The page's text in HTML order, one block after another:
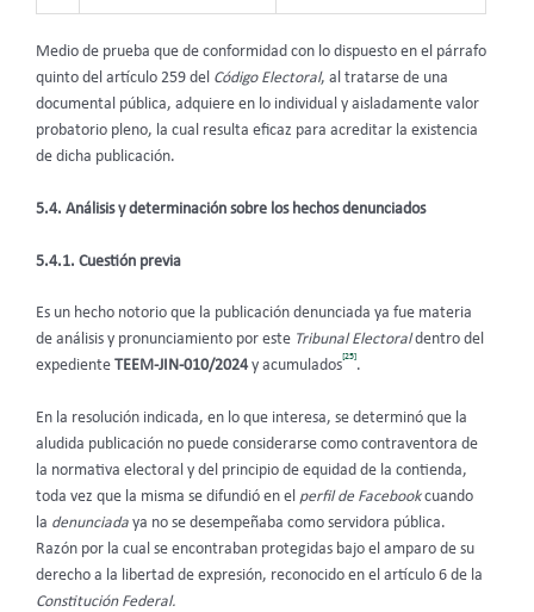
Medio de prueba que de conformidad con lo dispuesto en el párrafo
quinto del artículo 259 del Código Electoral, al tratarse de una
documental pública, adquiere en lo individual y aisladamente valor
probatorio pleno, la cual resulta eficaz para acreditar la existencia
de dicha publicación.
5.4. Análisis y determinación sobre los hechos denunciados
5.4.1. Cuestión previa
Es un hecho notorio que la publicación denunciada ya fue materia
de análisis y pronunciamiento por este Tribunal Electoraldentro del
expediente
TEEM-JIN-010/2024y acumulados
[25]
.
En la resolución indicada, en lo que interesa, se determinó que la
aludida publicación no puede considerarse como contraventora de
la normativa electoral y del principio de equidad de la contienda,
toda vez que la misma se difundió en el perfil de Facebookcuando
la denunciada ya no se desempeñaba como servidora pública.
Razón por la cual se encontraban protegidas bajo el amparo de su
derecho a la libertad de expresión, reconocido en el artículo 6 de la
Constitución Federal.